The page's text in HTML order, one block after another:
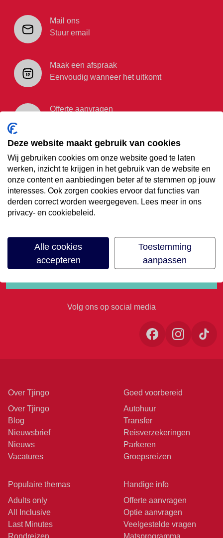
Mail ons
Stuur email
Maak een afspraak
Eenvoudig wanneer het uitkomt
Offerte aanvragen
€35,- korting op je
volgende vakantie
Meld je aan voor onze nieuwsbrief
Volg ons op social media
Over Tjingo
Over Tjingo
Blog
Nieuwsbrief
Nieuws
Vacatures
Goed voorbereid
Autohuur
Transfer
Reisverzekeringen
Parkeren
Groepsreizen
Populaire themas
Adults only
All Inclusive
Last Minutes
Rondreizen
Handige info
Offerte aanvragen
Optie aanvragen
Veelgestelde vragen
Matsprogramma
Deze website maakt gebruik van cookies
Wij gebruiken cookies om onze website goed te laten
werken, inzicht te krijgen in het gebruik van de website en
onze content en aanbiedingen beter af te stemmen op jouw
interesses. Ook zorgen cookies ervoor dat functies van
derden correct worden weergegeven. Lees meer in ons
privacy- en cookiebeleid.
Alle cookies
accepteren
Toestemming
aanpassen